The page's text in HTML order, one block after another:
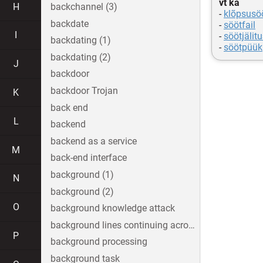
vt ka
-
-söötfail
-
-söötpüük
H
J
K
L
M
N
O
P
backchannel (3)
backdate
backdating (1)
backdating (2)
backdoor
backdoor Trojan
back end
backend
backend as a service
back-end interface
background (1)
background (2)
background knowledge attack
background lines continuing across the image
background processing
background task